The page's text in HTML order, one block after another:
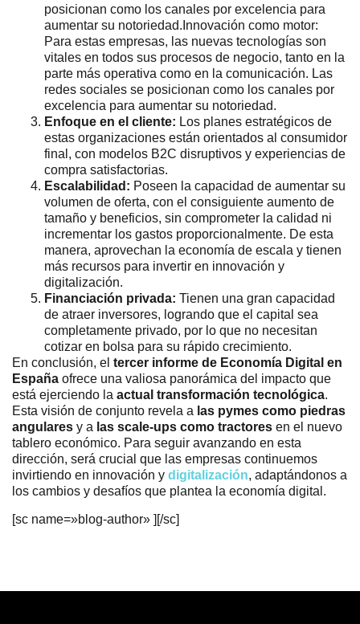
posicionan como los canales por excelencia para
aumentar su notoriedad.Innovación como motor:
Para estas empresas, las nuevas tecnologías son
vitales en todos sus procesos de negocio, tanto en la
parte más operativa como en la comunicación. Las
redes sociales se posicionan como los canales por
excelencia para aumentar su notoriedad.
Enfoque en el cliente: Los planes estratégicos de
estas organizaciones están orientados al consumidor
final, con modelos B2C disruptivos y experiencias de
compra satisfactorias.
Escalabilidad: Poseen la capacidad de aumentar su
volumen de oferta, con el consiguiente aumento de
tamaño y beneficios, sin comprometer la calidad ni
incrementar los gastos proporcionalmente. De esta
manera, aprovechan la economía de escala y tienen
más recursos para invertir en innovación y
digitalización.
Financiación privada: Tienen una gran capacidad
de atraer inversores, logrando que el capital sea
completamente privado, por lo que no necesitan
cotizar en bolsa para su rápido crecimiento.
En conclusión, el tercer informe de Economía Digital en
España ofrece una valiosa panorámica del impacto que
está ejerciendo la actual transformación tecnológica.
Esta visión de conjunto revela a las pymes como piedras
angulares y a las scale-ups como tractores en el nuevo
tablero económico. Para seguir avanzando en esta
dirección, será crucial que las empresas continuemos
invirtiendo en innovación y digitalización, adaptándonos a
los cambios y desafíos que plantea la economía digital.
[sc name=»blog-author» ][/sc]